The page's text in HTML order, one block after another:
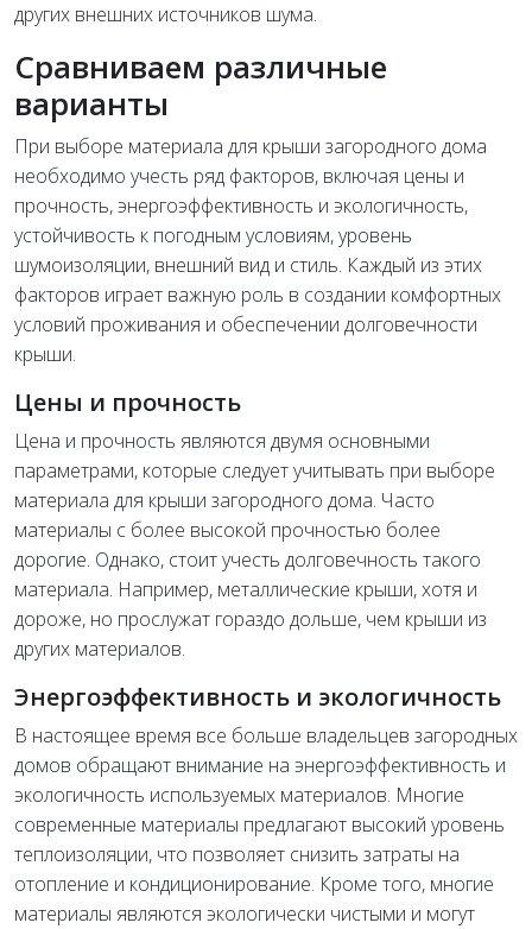
других внешних источников шума.
Сравниваем различные
варианты
При выборе материала для крыши загородного дома
необходимо учесть ряд факторов, включая цены и
прочность, энергоэффективность и экологичность,
устойчивость к погодным условиям, уровень
шумоизоляции, внешний вид и стиль. Каждый из этих
факторов играет важную роль в создании комфортных
условий проживания и обеспечении долговечности
крыши.
Цены и прочность
Цена и прочность являются двумя основными
параметрами, которые следует учитывать при выборе
материала для крыши загородного дома. Часто
материалы с более высокой прочностью более
дорогие. Однако, стоит учесть долговечность такого
материала. Например, металлические крыши, хотя и
дороже, но прослужат гораздо дольше, чем крыши из
других материалов.
Энергоэффективность и экологичность
В настоящее время все больше владельцев загородных
домов обращают внимание на энергоэффективность и
экологичность используемых материалов. Многие
современные материалы предлагают высокий уровень
теплоизоляции, что позволяет снизить затраты на
отопление и кондиционирование. Кроме того, многие
материалы являются экологически чистыми и могут